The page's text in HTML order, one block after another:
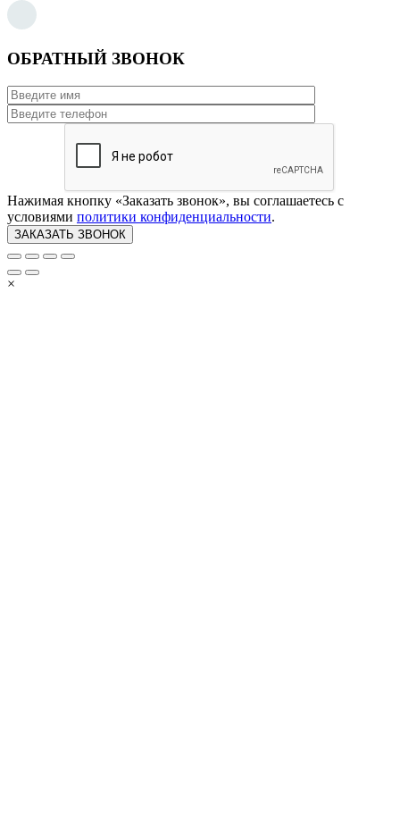
ОБРАТНЫЙ ЗВОНОК
Нажимая кнопку «Заказать звонок», вы соглашаетесь с
условиями политики конфиденциальности.
×